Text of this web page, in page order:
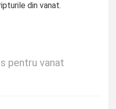
din vanat.
pentru vanat